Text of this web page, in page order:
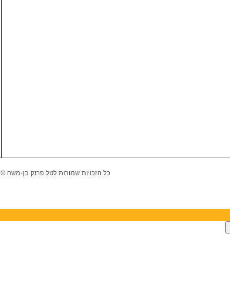
כל הזכויות שמורות לטל פרנק בן-משה © WiseWay® 2011-2015 |